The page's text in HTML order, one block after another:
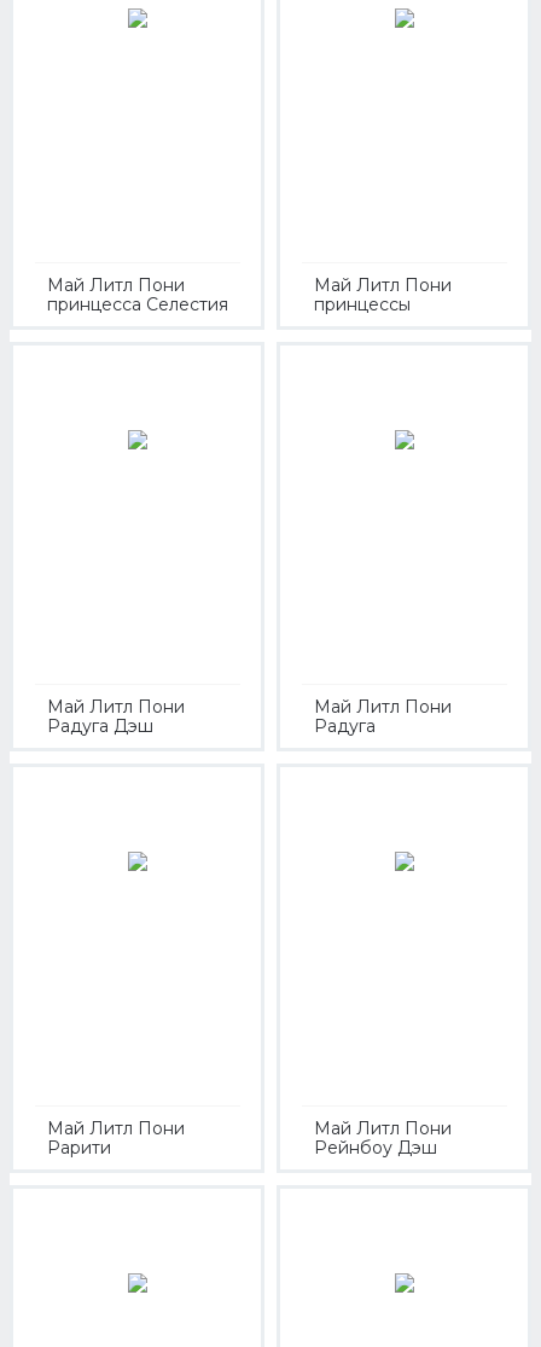
Май Литл Пони
принцесса Селестия
Май Литл Пони
принцессы
Май Литл Пони
Радуга Дэш
Май Литл Пони
Радуга
Май Литл Пони
Рарити
Май Литл Пони
Рейнбоу Дэш